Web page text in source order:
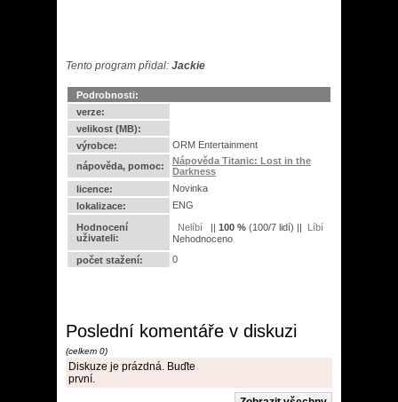
Tento program přidal: Jackie
Podrobnosti:
verze:
velikost (MB):
výrobce:
ORM Entertainment
nápověda, pomoc:
Nápověda Titanic: Lost in the
Darkness
licence:
Novinka
lokalizace:
ENG
Hodnocení
uživateli:
|| 100 % (100/7 lidí) ||
Nehodnoceno
počet stažení:
0
Poslední komentáře v diskuzi
(celkem 0)
Diskuze je prázdná. Buďte
první.